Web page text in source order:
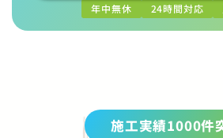
年中無休 24時間対応
施工実績1000件